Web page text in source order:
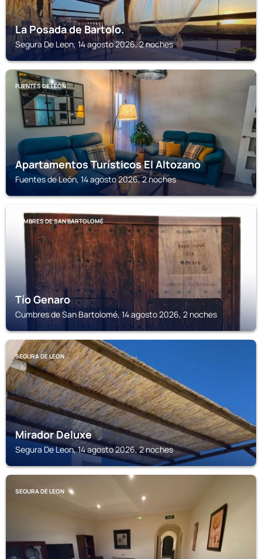
La Posada de Bartolo.
Segura De Leon, 14 agosto 2026, 2 noches
FUENTES DE LEÓN
Apartamentos Turísticos El Altozano
Fuentes de León, 14 agosto 2026, 2 noches
CUMBRES DE SAN BARTOLOMÉ
Tío Genaro
Cumbres de San Bartolomé, 14 agosto 2026, 2 noches
SEGURA DE LEON
Mirador Deluxe
Segura De Leon, 14 agosto 2026, 2 noches
SEGURA DE LEON